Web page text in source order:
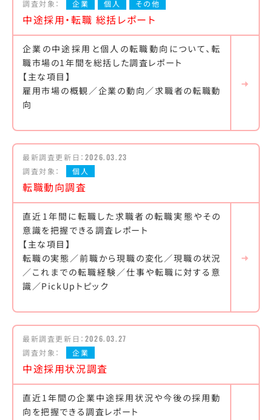
調査対象：
企業 個人 その他
中途採用・転職 総括レポート
企業の中途採用と個人の転職動向について、転
職市場の1年間を総括した調査レポート
【主な項目】
雇用市場の概観／企業の動向／求職者の転職動
向
最新調査更新日： 2026.03.23
調査対象：
個人
転職動向調査
直近1年間に転職した求職者の転職実態やその
意識を把握できる調査レポート
【主な項目】
転職の実態／前職から現職の変化／現職の状況
／これまでの転職経験／仕事や転職に対する意
識／PickUpトピック
最新調査更新日： 2026.03.27
調査対象：
企業
中途採用状況調査
直近1年間の企業中途採用状況や今後の採用動
向を把握できる調査レポート